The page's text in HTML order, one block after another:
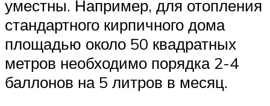
уместны. Например, для отопления
стандартного кирпичного дома
площадью около 50 квадратных
метров необходимо порядка 2-4
баллонов на 5 литров в месяц.